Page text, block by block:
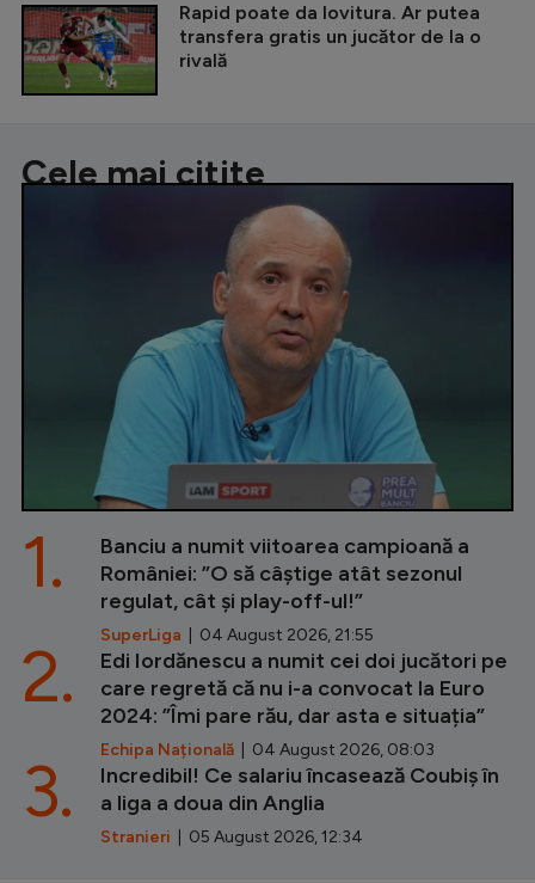
Rapid poate da lovitura. Ar putea
transfera gratis un jucător de la o
rivală
Cele mai citite
Banciu a numit viitoarea campioană a
României: ”O să câștige atât sezonul
regulat, cât și play-off-ul!”
SuperLiga | 04 August 2026, 21:55
1.
Edi Iordănescu a numit cei doi jucători pe
care regretă că nu i-a convocat la Euro
2024: ”Îmi pare rău, dar asta e situația”
Echipa Națională | 04 August 2026, 08:03
2.
Incredibil! Ce salariu încasează Coubiș în
a liga a doua din Anglia
Stranieri | 05 August 2026, 12:34
3.